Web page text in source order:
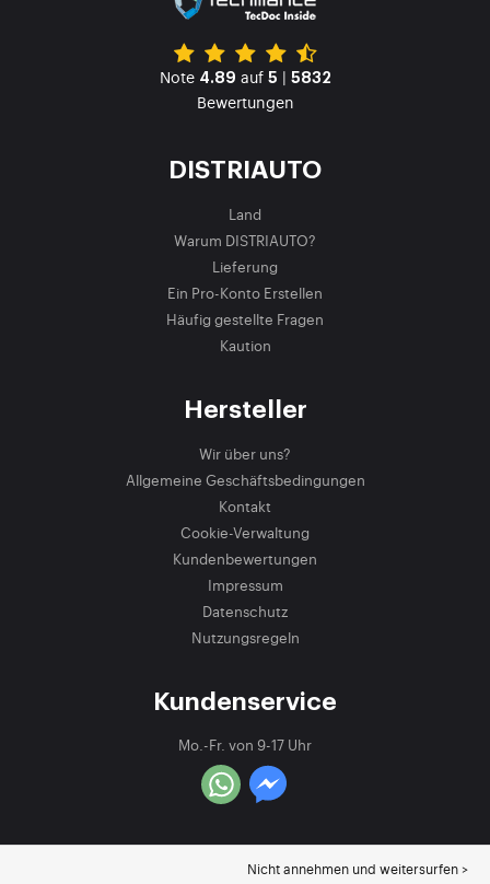
Note 4.89 auf 5 | 5832
Bewertungen
DISTRIAUTO
Land
Warum DISTRIAUTO?
Lieferung
Ein Pro-Konto Erstellen
Häufig gestellte Fragen
Kaution
Hersteller
Wir über uns?
Allgemeine Geschäftsbedingungen
Kontakt
Cookie-Verwaltung
Kundenbewertungen
Impressum
Datenschutz
Nutzungsregeln
Kundenservice
Mo.-Fr. von 9-17 Uhr
Nicht annehmen und weitersurfen >